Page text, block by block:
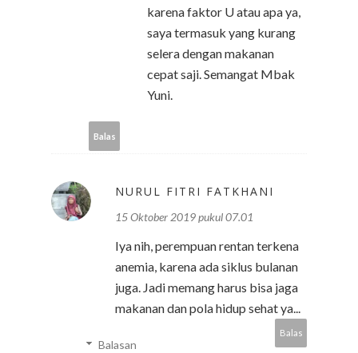
karena faktor U atau apa ya,
saya termasuk yang kurang
selera dengan makanan
cepat saji. Semangat Mbak
Yuni.
Balas
NURUL FITRI FATKHANI
15 Oktober 2019 pukul 07.01
Iya nih, perempuan rentan terkena
anemia, karena ada siklus bulanan
juga. Jadi memang harus bisa jaga
makanan dan pola hidup sehat ya...
Balas
Balasan